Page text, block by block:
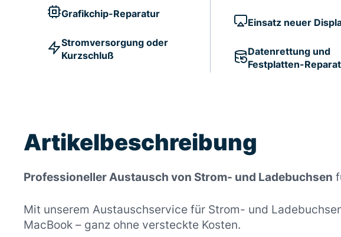
Grafikchip-Reparatur
Stromversorgung oder
Kurzschluß
Einsatz neuer
Datenrettung und
Festplatten-
Artikelbeschreibung
Professioneller Austausch von Strom- und Ladebuchsen
Mit unserem Austauschservice für Strom- und
MacBook – ganz ohne versteckte Kosten.